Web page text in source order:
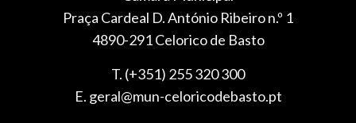
Praça Cardeal D. António Ribeiro n.º 1
4890-291 Celorico de Basto
T. (+351) 255 320 300
E. geral@mun-celoricodebasto.pt